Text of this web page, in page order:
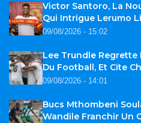
Victor Santoro, La
Qui Intrigue Lerumo
09/08/2026 - 15:02
Lee Trundle
Du Football, Et Cite
09/08/2026 - 14:01
Bucs Mthombeni
Wandile Franchir Un